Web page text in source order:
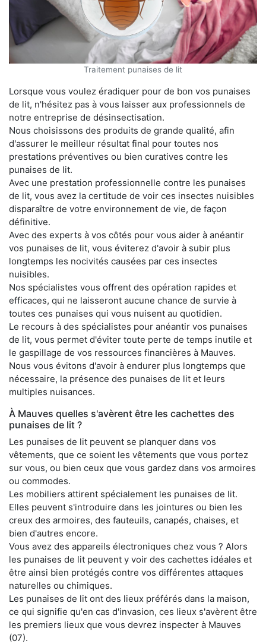
Traitement punaises de lit
Lorsque vous voulez éradiquer pour de bon vos punaises
de lit, n'hésitez pas à vous laisser aux professionnels de
notre entreprise de désinsectisation.
Nous choisissons des produits de grande qualité, afin
d'assurer le meilleur résultat final pour toutes nos
prestations préventives ou bien curatives contre les
punaises de lit.
Avec une prestation professionnelle contre les punaises
de lit, vous avez la certitude de voir ces insectes nuisibles
disparaître de votre environnement de vie, de façon
définitive.
Avec des experts à vos côtés pour vous aider à anéantir
vos punaises de lit, vous éviterez d'avoir à subir plus
longtemps les nocivités causées par ces insectes
nuisibles.
Nos spécialistes vous offrent des opération rapides et
efficaces, qui ne laisseront aucune chance de survie à
toutes ces punaises qui vous nuisent au quotidien.
Le recours à des spécialistes pour anéantir vos punaises
de lit, vous permet d'éviter toute perte de temps inutile et
le gaspillage de vos ressources financières à Mauves.
Nous vous évitons d'avoir à endurer plus longtemps que
nécessaire, la présence des punaises de lit et leurs
multiples nuisances.
À Mauves quelles s'avèrent être les cachettes des
punaises de lit ?
Les punaises de lit peuvent se planquer dans vos
vêtements, que ce soient les vêtements que vous portez
sur vous, ou bien ceux que vous gardez dans vos armoires
ou commodes.
Les mobiliers attirent spécialement les punaises de lit.
Elles peuvent s'introduire dans les jointures ou bien les
creux des armoires, des fauteuils, canapés, chaises, et
bien d'autres encore.
Vous avez des appareils électroniques chez vous ? Alors
les punaises de lit peuvent y voir des cachettes idéales et
être ainsi bien protégés contre vos différentes attaques
naturelles ou chimiques.
Les punaises de lit ont des lieux préférés dans la maison,
ce qui signifie qu'en cas d'invasion, ces lieux s'avèrent être
les premiers lieux que vous devrez inspecter à Mauves
(07).